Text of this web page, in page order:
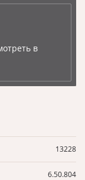
в
13228
6.50.804